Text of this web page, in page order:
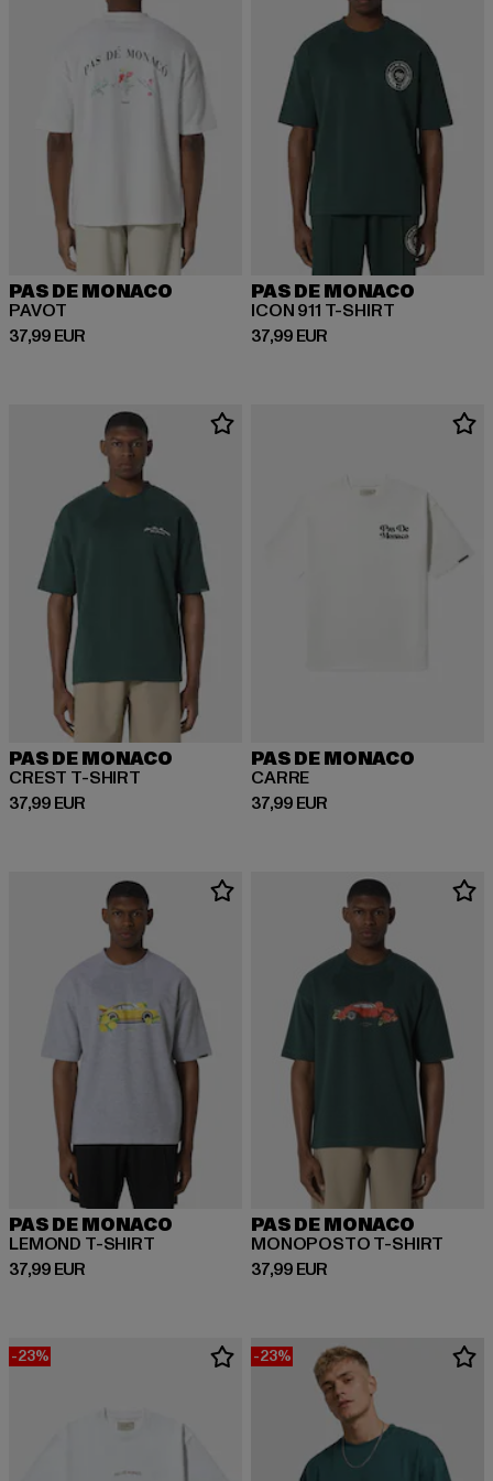
PAS DE MONACO
PAVOT
37,99 EUR
Derzeitiger Preis: 37,99 EUR
PAS DE MONACO
ICON 911 T-SHIRT
37,99 EUR
Derzeitiger Preis: 37,99 EUR
PAS DE MONACO
CREST T-SHIRT
37,99 EUR
Derzeitiger Preis: 37,99 EUR
PAS DE MONACO
CARRE
37,99 EUR
Derzeitiger Preis: 37,99 EUR
PAS DE MONACO
LEMOND T-SHIRT
37,99 EUR
Derzeitiger Preis: 37,99 EUR
PAS DE MONACO
MONOPOSTO T-SHIRT
37,99 EUR
Derzeitiger Preis: 37,99 EUR
-23% -23%